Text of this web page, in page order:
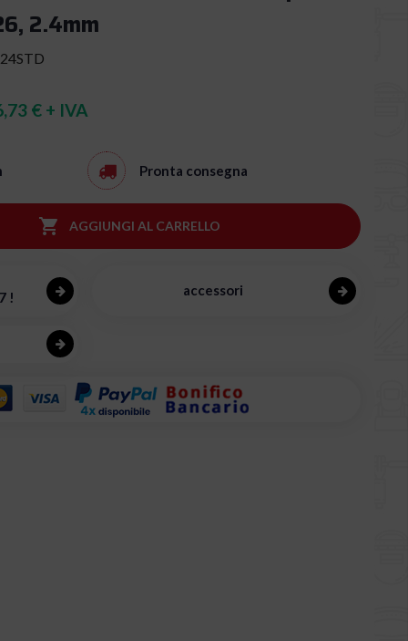
2.4mm
€ + IVA
Pronta consegna
 AGGIUNGI AL CARRELLO
! accessori